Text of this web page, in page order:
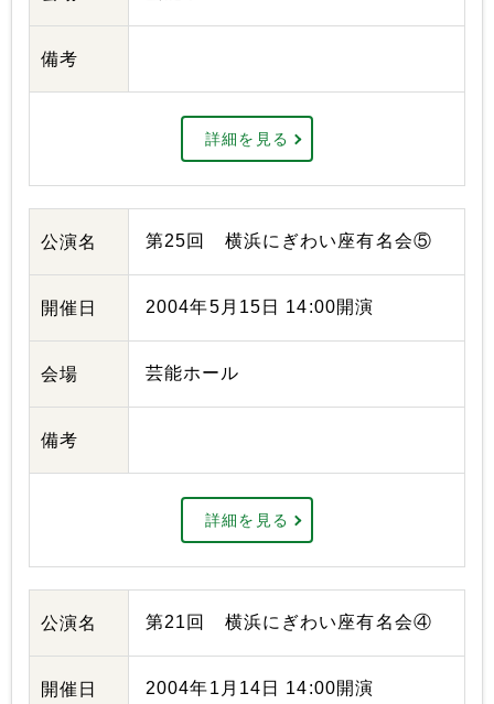
備考
詳細を見る
公演名 第25回 横浜にぎわい座有名会⑤
開催日 2004年5月15日 14:00開演
会場 芸能ホール
備考
詳細を見る
公演名 第21回 横浜にぎわい座有名会④
開催日 2004年1月14日 14:00開演